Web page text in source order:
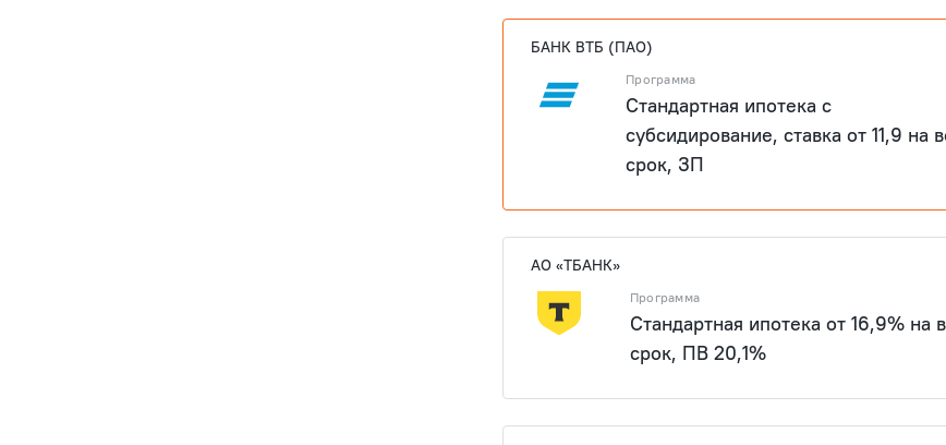
БАНК ВТБ (ПАО)
Программа
Стандартная ипотека с
субсидирование, ставка от 11,9 на
срок, ЗП
АО «ТБАНК»
Программа
Стандартная ипотека от 16,9% на
срок, ПВ 20,1%